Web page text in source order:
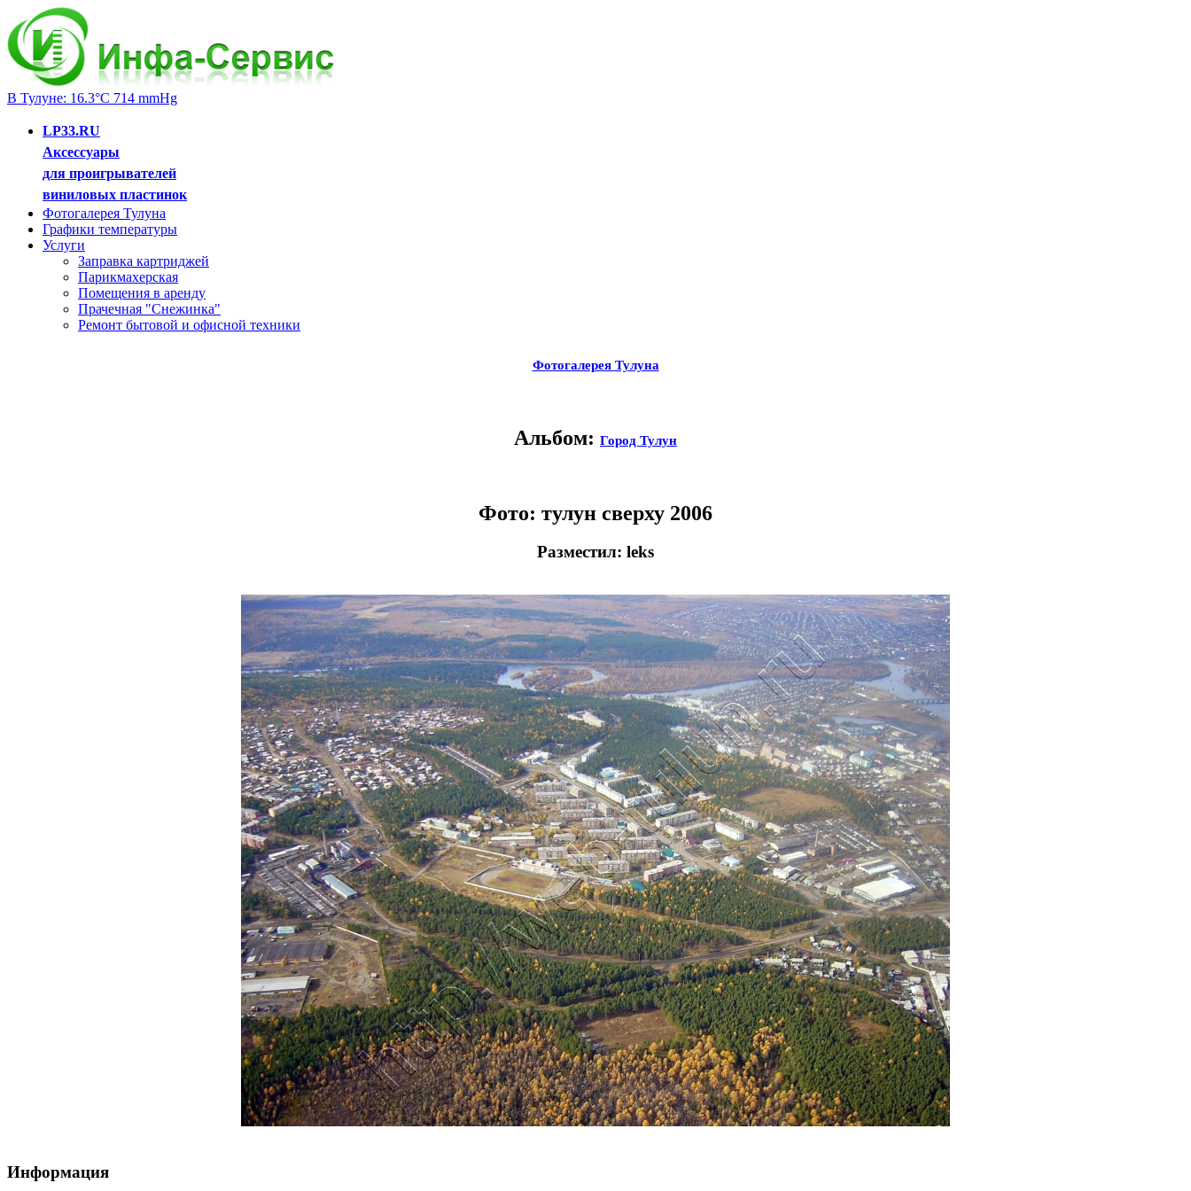
В Тулуне: 16.3°C 714 mmHg
LP33.RU
Аксессуары
для проигрывателей
виниловых пластинок
Фотогалерея Тулуна
Графики температуры
Услуги
Заправка картриджей
Парикмахерская
Помещения в аренду
Прачечная "Снежинка"
Ремонт бытовой и офисной техники
Фотогалерея Тулуна
Альбом: Город Тулун
Фото: тулун сверху 2006
Разместил: leks
Информация